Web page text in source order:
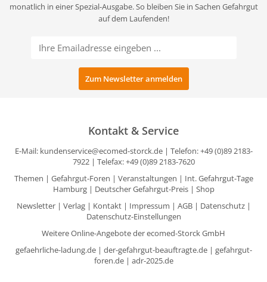
monatlich in einer Spezial-Ausgabe. So bleiben Sie in Sachen Gefahrgut
auf dem Laufenden!
Kontakt & Service
E-Mail: kundenservice@ecomed-storck.de| Telefon: +49 (0)89 2183-
7922 | Telefax: +49 (0)89 2183-7620
Themen | Gefahrgut-Foren | Veranstaltungen | Int. Gefahrgut-Tage
Hamburg| Deutscher Gefahrgut-Preis| Shop
Newsletter| Verlag| Kontakt| Impressum | AGB| Datenschutz|
Datenschutz-Einstellungen
Weitere Online-Angebote der ecomed-Storck GmbH
gefaehrliche-ladung.de| der-gefahrgut-beauftragte.de| gefahrgut-
foren.de| adr-2025.de